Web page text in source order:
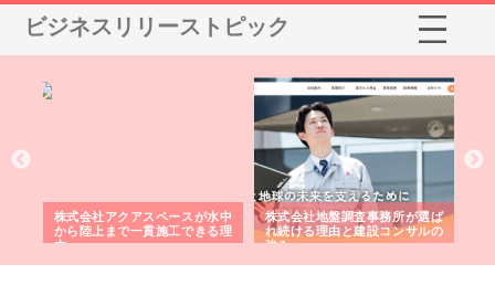
ビジネスリリーストピック
株式会社アクアスペースが水中
から陸上まで一貫施工できる理
由
株式会社地盤調査事務所が選ば
れ続ける理由と建設コンサルの
強み